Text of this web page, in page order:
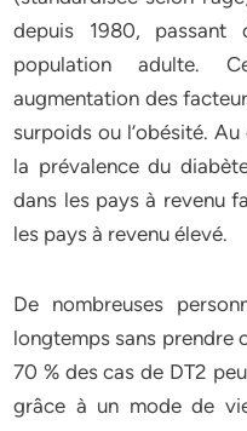
depuis 1980,
population adulte.
augmentation des
surpoids ou l’obésité.
la prévalence du
dans les pays à revenu
les pays à revenu élevé.
De nombreuses
longtemps sans prendre
70 % des cas de DT2
grâce à un mode de